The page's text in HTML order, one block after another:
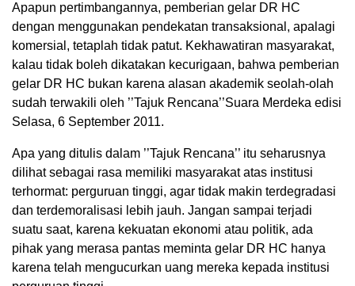
Apapun pertimbangannya, pemberian gelar DR HC
dengan menggunakan pendekatan transaksional, apalagi
komersial, tetaplah tidak patut. Kekhawatiran masyarakat,
kalau tidak boleh dikatakan kecurigaan, bahwa pemberian
gelar DR HC bukan karena alasan akademik seolah-olah
sudah terwakili oleh ’’Tajuk Rencana’’Suara Merdeka edisi
Selasa, 6 September 2011.
Apa yang ditulis dalam ’’Tajuk Rencana’’ itu seharusnya
dilihat sebagai rasa memiliki masyarakat atas institusi
terhormat: perguruan tinggi, agar tidak makin terdegradasi
dan terdemoralisasi lebih jauh. Jangan sampai terjadi
suatu saat, karena kekuatan ekonomi atau politik, ada
pihak yang merasa pantas meminta gelar DR HC hanya
karena telah mengucurkan uang mereka kepada institusi